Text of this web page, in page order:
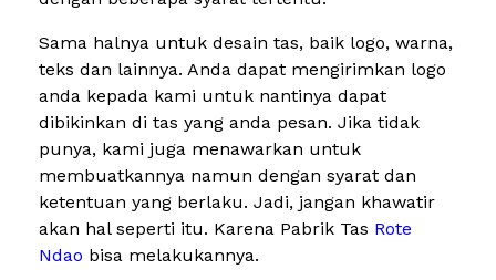
Sama halnya untuk desain tas, baik logo, warna,
teks dan lainnya. Anda dapat mengirimkan logo
anda kepada kami untuk nantinya dapat
dibikinkan di tas yang anda pesan. Jika tidak
punya, kami juga menawarkan untuk
membuatkannya namun dengan syarat dan
ketentuan yang berlaku. Jadi, jangan khawatir
akan hal seperti itu. Karena Pabrik Tas Rote
Ndao bisa melakukannya.